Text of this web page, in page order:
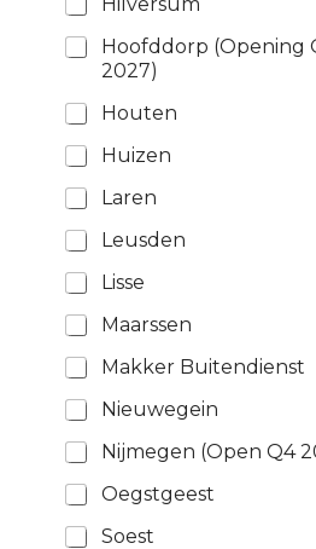
Hoofddorp (Opening
2027)
Houten
Huizen
Laren
Leusden
Lisse
Maarssen
Makker Buitendienst
Nieuwegein
Nijmegen (Open Q4
Oegstgeest
Soest